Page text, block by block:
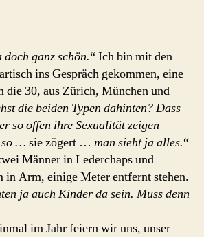
ganz schön.“ Ich bin mit den
ins Gespräch gekommen, eine
die 30, aus Zürich, München und
die beiden Typen dahinten? Dass
so offen ihre Sexualität zeigen
so … sie zögert … man sieht ja alles.“
Männer in Lederchaps und
in Arm, einige Meter entfernt stehen.
ja auch Kinder da sein. Muss denn
im Jahr feiern wir uns, unser